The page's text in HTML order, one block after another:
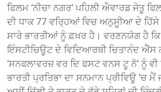
ਫਿਲਮ ‘ਨੀਚਾ ਨਗਰ’ ਪਹਿਲੀ ਐਵਾਰਡ ਜੇਤੂ
ਦੀ ਧਾਕ 77 ਵਰ੍ਹਿਆਂ ਵਿਚ ਅਨੁਸੂੀਆ ਦੇ
ਸਾਰੇ ਭਾਰਤੀਆਂ ਨੂੰ ਫ਼ਖ਼ਰ ਹੈ। ਵਰਣਨਯੋਗ ਹੈ ਕਿ
ਇੰਸਟੀਚਿਊਟ ਦੇ ਵਿਦਿਆਰਥੀ ਚਿਤਾਨੰਦ ਐੱਸ
‘ਸਨਫਲਾਵਰਜ਼ ਵਰ ਦਿ ਫਸਟ ਵਨਸ ਟੂ ਨੋ’ ਨੂੰ
ਭਾਰਤੀ ਪ੍ਰਤਿਭਾ ਦਾ ਸਨਮਾਨ ਪ੍ਰੀਵਿਊ ’ਚ